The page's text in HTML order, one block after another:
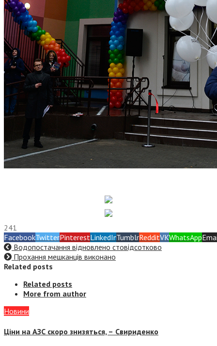
241
FacebookTwitterPinterestLinkedInTumblrRedditVKWhatsApp
Водопостачання відновлено стовідсотково
Прохання мешканців виконано
Related posts
Related posts
More from author
Новини
Ціни на АЗС скоро знизяться, – Свириденко